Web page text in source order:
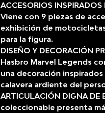
ACCESORIOS
Viene con 9 piezas de
exhibición de
para la figura.
DISEÑO Y DECORACIÓN
Hasbro Marvel Legends
una decoración
calavera ardiente del
ARTICULACIÓN DIGNA
coleccionable presenta